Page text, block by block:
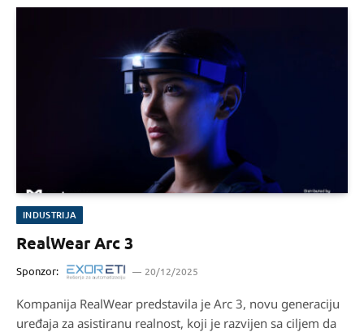
INDUSTRIJA
RealWear Arc 3
Sponzor: 20/12/2025
Kompanija RealWear predstavila je Arc 3, novu generaciju
uređaja za asistiranu realnost, koji je razvijen sa ciljem da